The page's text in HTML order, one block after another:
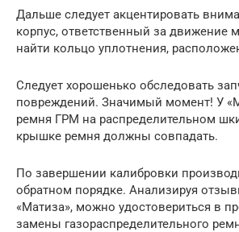
Дальше следует акцентировать
корпус, ответственный за движение
найти кольцо уплотнения,
Следует хорошенько обследовать
повреждений. Значимый момент! У
ремня ГРМ на распределительном
крышке ремня должны совпадать.
По завершении калибровки
обратном порядке. Анализируя
«Матиза», можно удостовериться в
замены газораспределительного